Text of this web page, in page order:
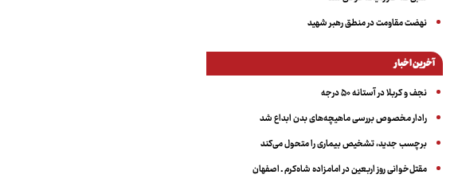
نهضت مقاومت در منطق رهبر شهید
آخرین اخبار
نجف و کربلا در آستانه ۵۰ درجه
رادار مخصوص بررسی ماهیچه‌های بدن ابداع شد
برچسب جدید، تشخیص بیماری را متحول می‌کند
مقتل‌خوانی روز اربعین در امامزاده شاه‌کرم ـ اصفهان